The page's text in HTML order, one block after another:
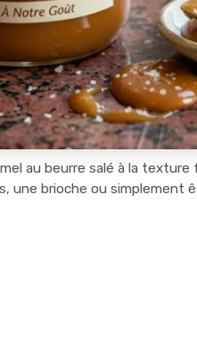
au beurre salé à la
une brioche ou simplement